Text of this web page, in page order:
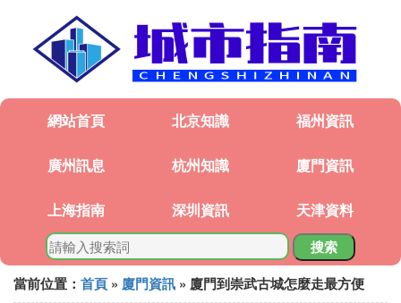
網站首頁 北京知識 福州資訊
廣州訊息 杭州知識 廈門資訊
上海指南 深圳資訊 天津資料
搜索
當前位置： 首頁 » 廈門資訊 » 廈門到崇武古城怎麼走最方便